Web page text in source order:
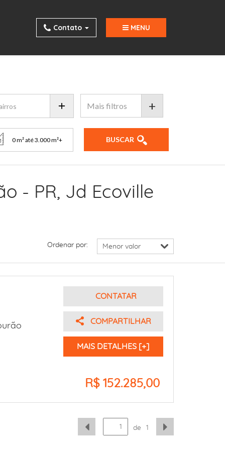
Contato MENU
+
BUSCAR
- PR, Jd Ecoville
Ordenar por:
CONTATAR
COMPARTILHAR
MAIS DETALHES [+]
R$ 152.285,00
de 1